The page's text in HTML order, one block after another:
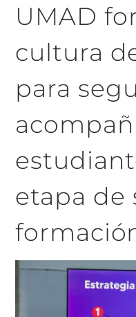
UMAD
cultura
para
etapa de